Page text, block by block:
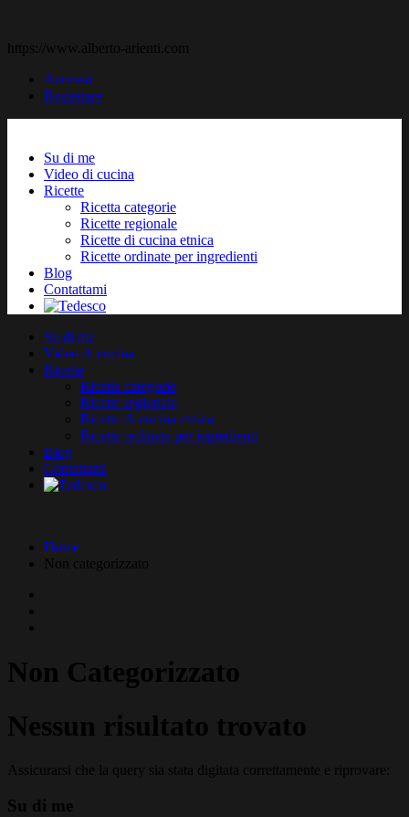
https://www.alberto-arienti.com
Accesso
Registrare
Su di me
Video di cucina
Ricette
Ricetta categorie
Ricette regionale
Ricette di cucina etnica
Ricette ordinate per ingredienti
Blog
Contattami
Su di me
Video di cucina
Ricette
Ricetta categorie
Ricette regionale
Ricette di cucina etnica
Ricette ordinate per ingredienti
Blog
Contattami
Home
Non categorizzato
Non Categorizzato
Nessun risultato trovato
Assicurarsi che la query sia stata digitata correttamente e riprovare:
Su di me